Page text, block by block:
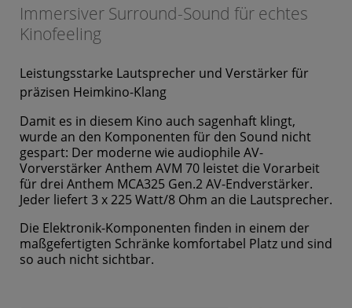
Immersiver Surround-Sound für echtes
Kinofeeling
Leistungsstarke Lautsprecher und Verstärker für
präzisen Heimkino-Klang
Damit es in diesem Kino auch sagenhaft klingt,
wurde an den Komponenten für den Sound nicht
gespart: Der moderne wie audiophile AV-
Vorverstärker Anthem AVM 70 leistet die Vorarbeit
für drei Anthem MCA325 Gen.2 AV-Endverstärker.
Jeder liefert 3 x 225 Watt/8 Ohm an die Lautsprecher.
Die Elektronik-Komponenten finden in einem der
maßgefertigten Schränke komfortabel Platz und sind
so auch nicht sichtbar.